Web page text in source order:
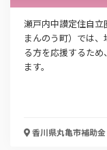
「PDF資料ダ
で本サービスの
れます。
瀬戸内中讃定住自立
まんのう町）では
る方を応援するた
ます。
香川県丸亀市補助金